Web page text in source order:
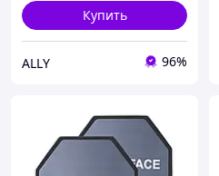
Купить
ALLY 96%